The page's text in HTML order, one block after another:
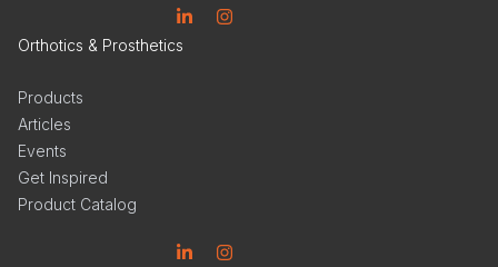
Orthotics & Prosthetics
Products
Articles
Events
Get Inspired
Product Catalog